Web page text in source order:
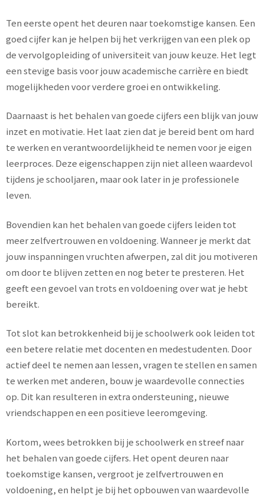
Ten eerste opent het deuren naar toekomstige kansen. Een
goed cijfer kan je helpen bij het verkrijgen van een plek op
de vervolgopleiding of universiteit van jouw keuze. Het legt
een stevige basis voor jouw academische carrière en biedt
mogelijkheden voor verdere groei en ontwikkeling.
Daarnaast is het behalen van goede cijfers een blijk van jouw
inzet en motivatie. Het laat zien dat je bereid bent om hard
te werken en verantwoordelijkheid te nemen voor je eigen
leerproces. Deze eigenschappen zijn niet alleen waardevol
tijdens je schooljaren, maar ook later in je professionele
leven.
Bovendien kan het behalen van goede cijfers leiden tot
meer zelfvertrouwen en voldoening. Wanneer je merkt dat
jouw inspanningen vruchten afwerpen, zal dit jou motiveren
om door te blijven zetten en nog beter te presteren. Het
geeft een gevoel van trots en voldoening over wat je hebt
bereikt.
Tot slot kan betrokkenheid bij je schoolwerk ook leiden tot
een betere relatie met docenten en medestudenten. Door
actief deel te nemen aan lessen, vragen te stellen en samen
te werken met anderen, bouw je waardevolle connecties
op. Dit kan resulteren in extra ondersteuning, nieuwe
vriendschappen en een positieve leeromgeving.
Kortom, wees betrokken bij je schoolwerk en streef naar
het behalen van goede cijfers. Het opent deuren naar
toekomstige kansen, vergroot je zelfvertrouwen en
voldoening, en helpt je bij het opbouwen van waardevolle